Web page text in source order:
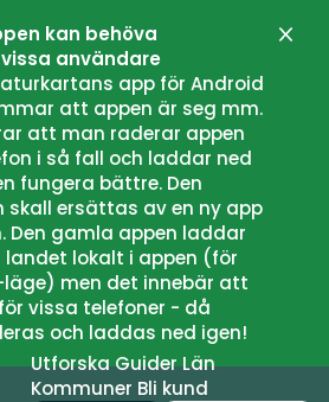
kan behöva
användare
app för Android
att appen är seg mm.
att man raderar appen
i så fall och laddar ned
fungera bättre. Den
skall ersättas av en ny app
Den gamla appen laddar
lokalt i appen (för
men det innebär att
vissa telefoner - då
och laddas ned igen!
UtforskaGuiderLän
Kommuner Bli kund